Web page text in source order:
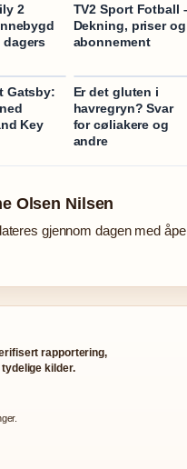
2
dagers
TV2 Sport Fotball
Dekning, priser og
abonnement
Gatsby:
Key
Er det gluten i
havregryn? Svar
for cøliakere og
andre
Olsen Nilsen
gjennom dagen med
rapportering,
kilder.